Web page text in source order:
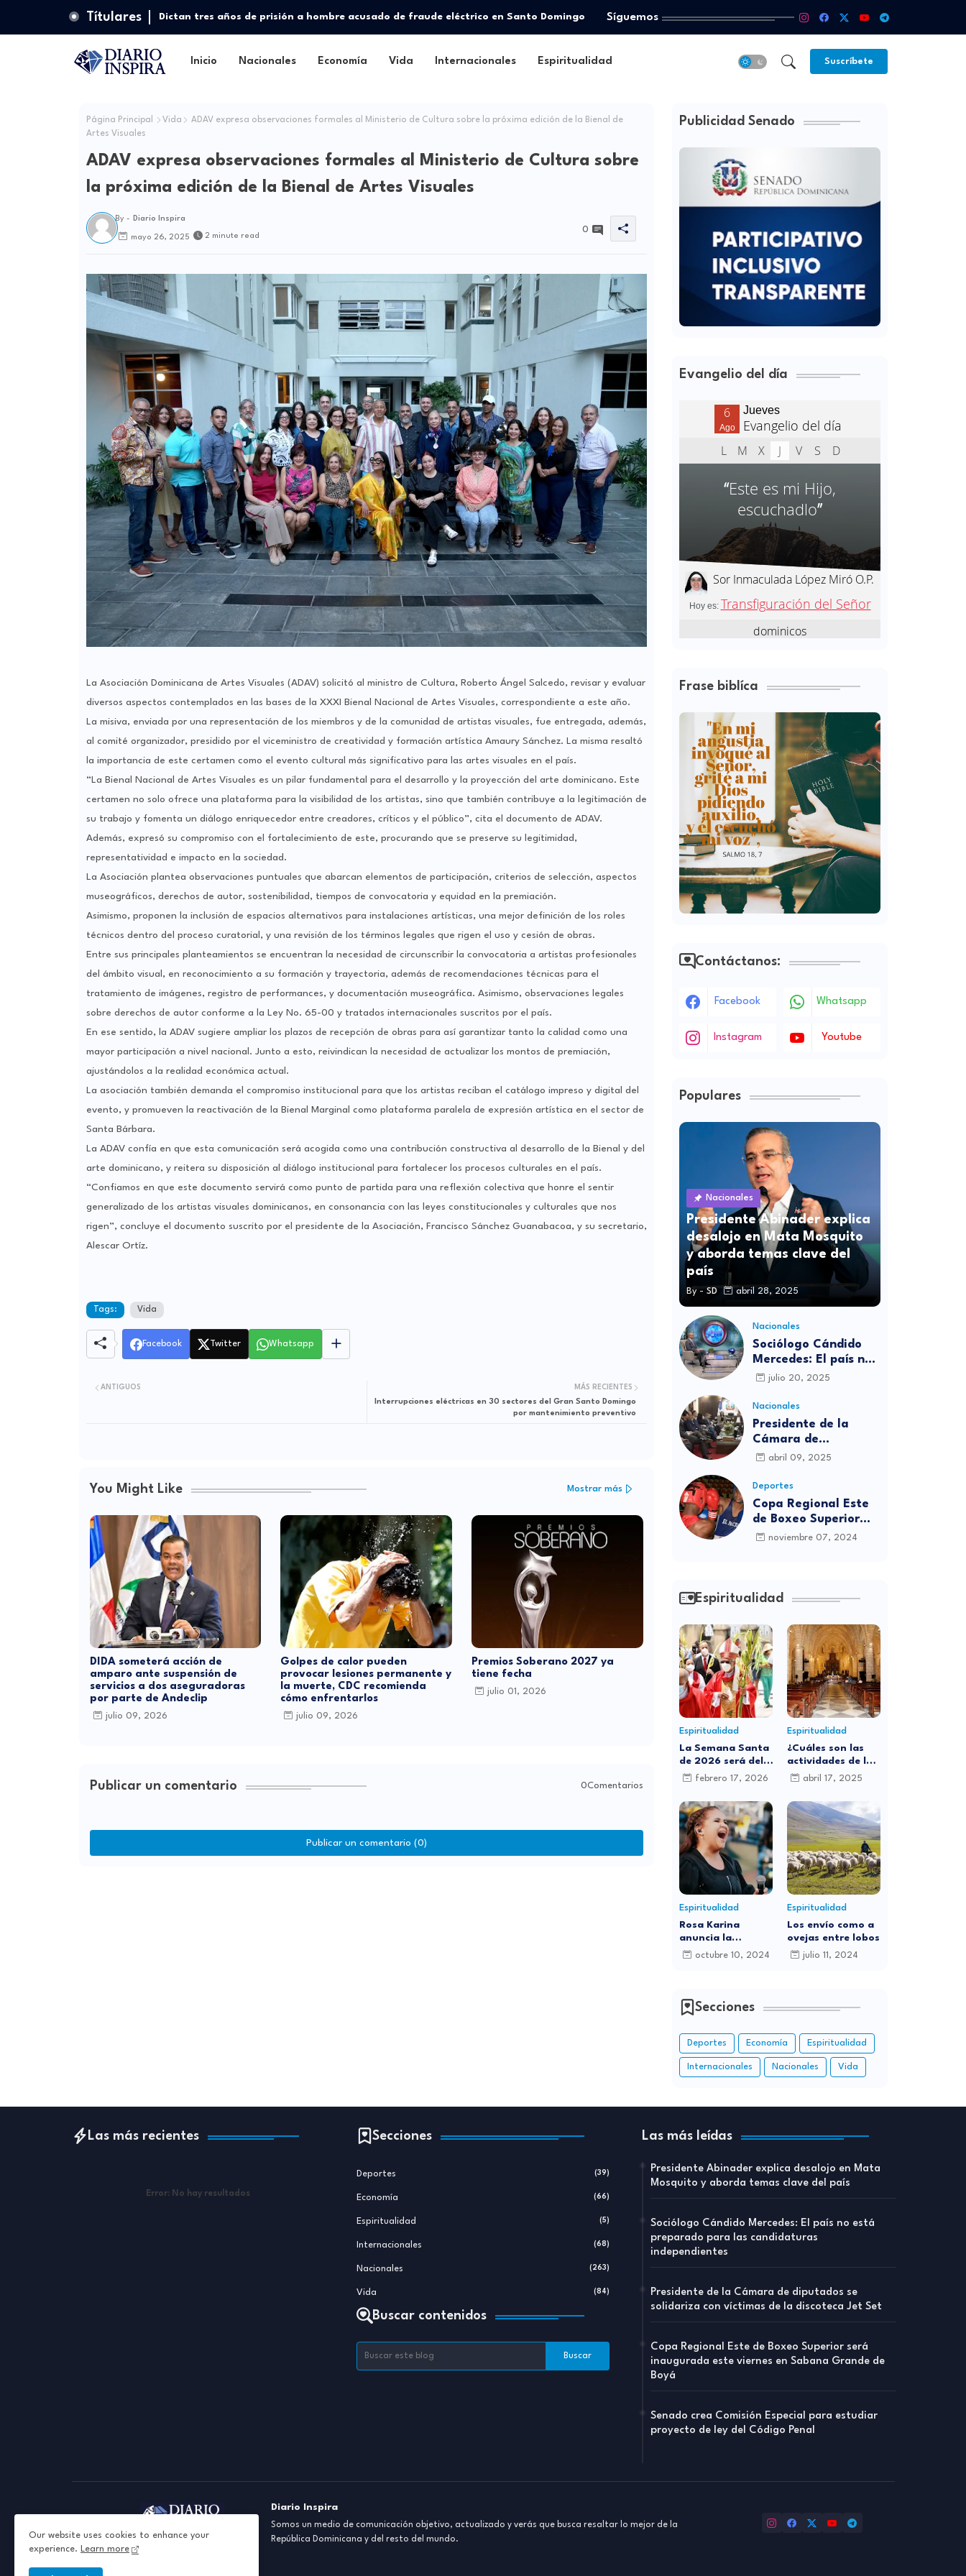
Títulares Dictan tres años de prisión a hombre acusado de fraude eléctrico en Santo Domingo Síguemos
Inicio Nacionales Economía Vida Internacionales Espiritualidad Suscríbete
Página Principal Vida
ADAV expresa observaciones formales al Ministerio de Cultura sobre la próxima edición de la Bienal de
Artes Visuales
ADAV expresa observaciones formales al Ministerio de Cultura sobre
la próxima edición de la Bienal de Artes Visuales
By - Diario Inspira
mayo 26, 2025 2 minute read
0
La Asociación Dominicana de Artes Visuales (ADAV) solicitó al ministro de Cultura, Roberto Ángel Salcedo, revisar y evaluar
diversos aspectos contemplados en las bases de la XXXI Bienal Nacional de Artes Visuales, correspondiente a este año.
La misiva, enviada por una representación de los miembros y de la comunidad de artistas visuales, fue entregada, además,
al comité organizador, presidido por el viceministro de creatividad y formación artística Amaury Sánchez. La misma resaltó
la importancia de este certamen como el evento cultural más significativo para las artes visuales en el país.
“La Bienal Nacional de Artes Visuales es un pilar fundamental para el desarrollo y la proyección del arte dominicano. Este
certamen no solo ofrece una plataforma para la visibilidad de los artistas, sino que también contribuye a la legitimación de
su trabajo y fomenta un diálogo enriquecedor entre creadores, críticos y el público”, cita el documento de ADAV.
Además, expresó su compromiso con el fortalecimiento de este, procurando que se preserve su legitimidad,
representatividad e impacto en la sociedad.
La Asociación plantea observaciones puntuales que abarcan elementos de participación, criterios de selección, aspectos
museográficos, derechos de autor, sostenibilidad, tiempos de convocatoria y equidad en la premiación.
Asimismo, proponen la inclusión de espacios alternativos para instalaciones artísticas, una mejor definición de los roles
técnicos dentro del proceso curatorial, y una revisión de los términos legales que rigen el uso y cesión de obras.
Entre sus principales planteamientos se encuentran la necesidad de circunscribir la convocatoria a artistas profesionales
del ámbito visual, en reconocimiento a su formación y trayectoria, además de recomendaciones técnicas para el
tratamiento de imágenes, registro de performances, y documentación museográfica. Asimismo, observaciones legales
sobre derechos de autor conforme a la Ley No. 65-00 y tratados internacionales suscritos por el país.
En ese sentido, la ADAV sugiere ampliar los plazos de recepción de obras para así garantizar tanto la calidad como una
mayor participación a nivel nacional. Junto a esto, reivindican la necesidad de actualizar los montos de premiación,
ajustándolos a la realidad económica actual.
La asociación también demanda el compromiso institucional para que los artistas reciban el catálogo impreso y digital del
evento, y promueven la reactivación de la Bienal Marginal como plataforma paralela de expresión artística en el sector de
Santa Bárbara.
La ADAV confía en que esta comunicación será acogida como una contribución constructiva al desarrollo de la Bienal y del
arte dominicano, y reitera su disposición al diálogo institucional para fortalecer los procesos culturales en el país.
“Confiamos en que este documento servirá como punto de partida para una reflexión colectiva que honre el sentir
generalizado de los artistas visuales dominicanos, en consonancia con las leyes constitucionales y culturales que nos
rigen”, concluye el documento suscrito por el presidente de la Asociación, Francisco Sánchez Guanabacoa, y su secretario,
Alescar Ortíz.
Tags: Vida
Facebook Twitter Whatsapp
MÁS RECIENTES
Interrupciones eléctricas en 30 sectores del Gran Santo Domingo
por mantenimiento preventivo
ANTIGUOS
You Might Like Mostrar más
DIDA someterá acción de
amparo ante suspensión de
servicios a dos aseguradoras
por parte de Andeclip
julio 09, 2026
Golpes de calor pueden
provocar lesiones permanente y
la muerte, CDC recomienda
cómo enfrentarlos
julio 09, 2026
Premios Soberano 2027 ya
tiene fecha
julio 01, 2026
Publicar un comentario 0Comentarios
Publicar un comentario (0)
Publicidad Senado
Evangelio del día
Frase biblíca
Contáctanos:
Facebook Whatsapp
Instagram Youtube
Populares
Nacionales
Presidente Abinader explica
desalojo en Mata Mosquito
y aborda temas clave del
país
By - SD abril 28, 2025
Nacionales
Sociólogo Cándido
Mercedes: El país no
está preparado para
independientes
julio 20, 2025
Nacionales
Presidente de la
Cámara de
diputados se
víctimas de la
discoteca Jet Set
abril 09, 2025
Deportes
Copa Regional Este
de Boxeo Superior
será inaugurada este
noviembre 07, 2024
Espiritualidad
Espiritualidad
La Semana Santa
de 2026 será del
29 de marzo al 5
cambia de fecha
cada año?
febrero 17, 2026
Espiritualidad
¿Cuáles son las
actividades de la
iglesia católica
Santo?
abril 17, 2025
Espiritualidad
Rosa Karina
anuncia la
celebración de sus
Concierto en
Santo Domingo
octubre 10, 2024
Espiritualidad
Los envío como a
ovejas entre lobos
julio 11, 2024
Secciones
Deportes Economía Espiritualidad
Internacionales Nacionales Vida
Las más recientes
Error: No hay resultados
Secciones
Deportes (39)
Economía (66)
Espiritualidad (5)
Internacionales (68)
Nacionales (263)
Vida (84)
Buscar contenidos
Las más leídas
Presidente Abinader explica desalojo en Mata
Mosquito y aborda temas clave del país
Sociólogo Cándido Mercedes: El país no está
preparado para las candidaturas
independientes
Presidente de la Cámara de diputados se
solidariza con víctimas de la discoteca Jet Set
Copa Regional Este de Boxeo Superior será
inaugurada este viernes en Sabana Grande de
Boyá
Senado crea Comisión Especial para estudiar
proyecto de ley del Código Penal
Diario Inspira
Somos un medio de comunicación objetivo, actualizado y verás que busca resaltar lo mejor de la
República Dominicana y del resto del mundo.
Our website uses cookies to enhance your
experience. Learn more